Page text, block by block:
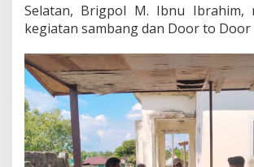
r
a
n
D
e
s
a
d
a
n
Selatan, Brigpol M. Ibnu Ibrahim,
kegiatan sambang dan Door to Door